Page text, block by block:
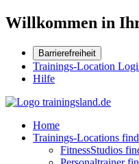
Willkommen in
Barrierefreiheit
Trainings-Location
Hilfe
Home
Trainings-Locations
FitnessStudios